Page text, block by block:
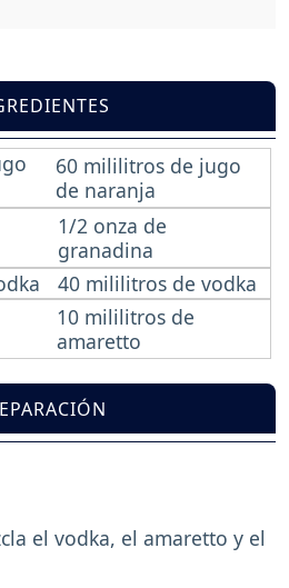
60 mililitros de jugo
de naranja
1/2 onza de
granadina
40 mililitros de vodka
10 mililitros de
amaretto
el vodka, el amaretto y el